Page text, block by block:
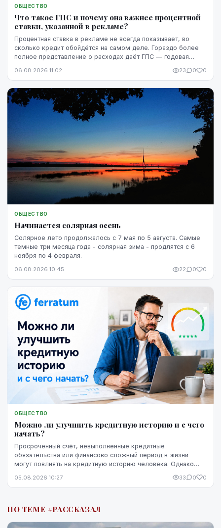
ОБЩЕСТВО
Что такое ГПС и почему она важнее процентной
ставки, указанной в рекламе?
Процентная ставка в рекламе не всегда показывает, во
сколько кредит обойдётся на самом деле. Гораздо более
полное представление о расходах даёт ГПС — годовая
06.08.2026 11:02 23 0 0
ОБЩЕСТВО
Начинается солярная осень
Солярное лето продолжалось с 7 мая по 5 августа. Самые
темные три месяца года - солярная зима - продлятся с 6
ноября по 4 февраля.
06.08.2026 10:45 22 0 0
ОБЩЕСТВО
Можно ли улучшить кредитную историю и с чего
начать?
Просроченный счёт, невыполненные кредитные
обязательства или финансово сложный период в жизни
могут повлиять на кредитную историю человека. Однако
невозможно изменить. Кредитную историю можно
действия.
05.08.2026 10:27 33 0 0
ПО ТЕМЕ #РАССКАЗАЛ